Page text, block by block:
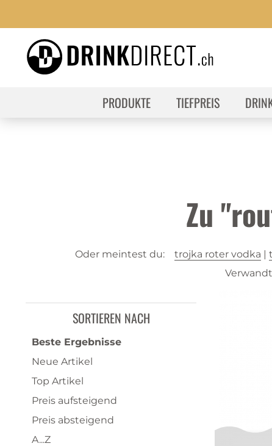
PRODUKTE TIEFPREIS
Zu
Oder meintest du: trojka roter vodka |
SORTIEREN NACH
Beste Ergebnisse
Neue Artikel
Top Artikel
Preis aufsteigend
Preis absteigend
A...Z